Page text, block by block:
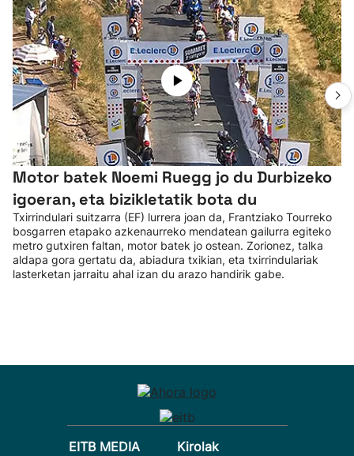
Motor batek Noemi Ruegg jo du Durbizeko
igoeran, eta bizikletatik bota du
Txirrindulari suitzarra (EF) lurrera joan da, Frantziako Tourreko
bosgarren etapako azkenaurreko mendatean gailurra egiteko
metro gutxiren faltan, motor batek jo ostean. Zorionez, talka
aldapa gora gertatu da, abiadura txikian, eta txirrindulariak
lasterketan jarraitu ahal izan du arazo handirik gabe.
EITB MEDIA Kirolak